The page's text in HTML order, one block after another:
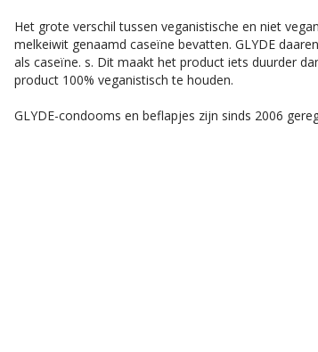
Het grote verschil tussen veganistische en niet
melkeiwit genaamd caseïne bevatten. GLYDE
als caseïne. s. Dit maakt het product iets duurder
product 100% veganistisch te houden.
GLYDE-condooms en beflapjes zijn sinds 2006